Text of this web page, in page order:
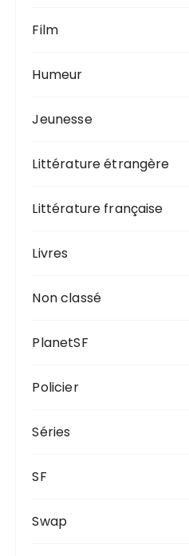
Film
Humeur
Jeunesse
Littérature étrangère
Littérature française
Livres
Non classé
PlanetSF
Policier
Séries
SF
Swap